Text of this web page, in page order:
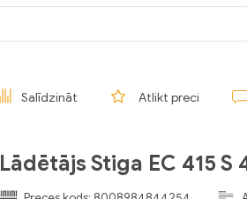
Salīdzināt Atlikt preci
Lādētājs Stiga EC 415 S